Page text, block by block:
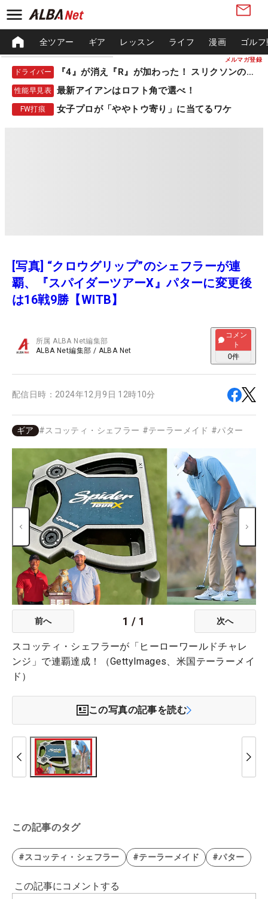
メルマガ登録
全ツアー ギア レッスン ライフ 漫画 ゴル
ドライバー 『4』が消え『R』が加わった！ スリクソンの新作
性能早見表 最新アイアンはロフト角で選べ！
FW打痕 女子プロが「ややトウ寄り」に当てるワケ
[写真] “クロウグリップ”のシェフラーが連
覇、『スパイダーツアーX』パターに変更後
は16戦9勝【WITB】
所属ALBA Net編集部
ALBA Net編集部 / ALBA Net
コメン
ト
0件
配信日時： 2024年12月9日 12時10分
ギア #スコッティ・シェフラー #テーラーメイド #パター
前へ 1 / 1 次へ
スコッティ・シェフラーが「ヒーローワールドチャレ
ンジ」で連覇達成！（GettyImages、米国テーラーメイ
ド）
この写真の記事を読む
この記事のタグ
#スコッティ・シェフラー #テーラーメイド #パター